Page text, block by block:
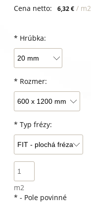
Cena netto:
6,32 € / m2
* Hrúbka:
* Rozmer:
* Typ frézy:
m2
* - Pole povinné